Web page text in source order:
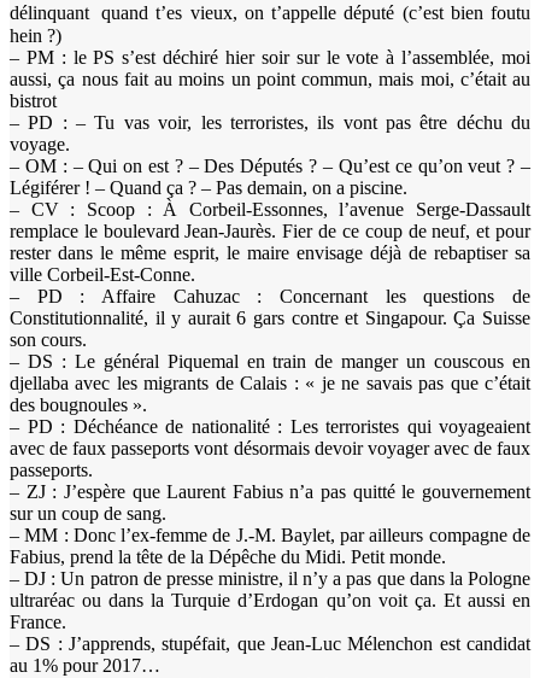
délinquant quand t’es vieux, on t’appelle député (c’est bien foutu
hein ?)
– PM : le PS s’est déchiré hier soir sur le vote à l’assemblée, moi
aussi, ça nous fait au moins un point commun, mais moi, c’était au
bistrot
– PD : – Tu vas voir, les terroristes, ils vont pas être déchu du
voyage.
– OM : – Qui on est ? – Des Députés ? – Qu’est ce qu’on veut ? –
Légiférer ! – Quand ça ? – Pas demain, on a piscine.
– CV : Scoop : À Corbeil-Essonnes, l’avenue Serge-Dassault
remplace le boulevard Jean-Jaurès. Fier de ce coup de neuf, et pour
rester dans le même esprit, le maire envisage déjà de rebaptiser sa
ville Corbeil-Est-Conne.
– PD : Affaire Cahuzac : Concernant les questions de
Constitutionnalité, il y aurait 6 gars contre et Singapour. Ça Suisse
son cours.
– DS : Le général Piquemal en train de manger un couscous en
djellaba avec les migrants de Calais : « je ne savais pas que c’était
des bougnoules ».
– PD : Déchéance de nationalité : Les terroristes qui voyageaient
avec de faux passeports vont désormais devoir voyager avec de faux
passeports.
– ZJ : J’espère que Laurent Fabius n’a pas quitté le gouvernement
sur un coup de sang.
– MM : Donc l’ex-femme de J.-M. Baylet, par ailleurs compagne de
Fabius, prend la tête de la Dépêche du Midi. Petit monde.
– DJ : Un patron de presse ministre, il n’y a pas que dans la Pologne
ultraréac ou dans la Turquie d’Erdogan qu’on voit ça. Et aussi en
France.
– DS : J’apprends, stupéfait, que Jean-Luc Mélenchon est candidat
au 1% pour 2017…